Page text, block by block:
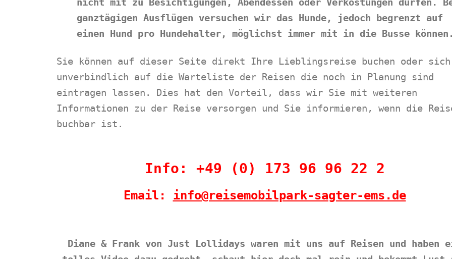
ganztägigen Ausflügen versuchen wir das Hunde, jedoch begrenzt auf
einen Hund pro Hundehalter, möglichst immer mit in die Busse können.
Sie können auf dieser Seite direkt Ihre Lieblingsreise buchen oder sich
unverbindlich auf die Warteliste der Reisen die noch in Planung sind
eintragen lassen. Dies hat den Vorteil, dass wir Sie mit weiteren
Informationen zu der Reise versorgen und Sie informieren, wenn die
buchbar ist.
Info: +49 (0) 173 96 96 22 2
Email: info@reisemobilpark-sagter-ems.de
Diane & Frank von Just Lollidays waren mit uns auf Reisen und haben